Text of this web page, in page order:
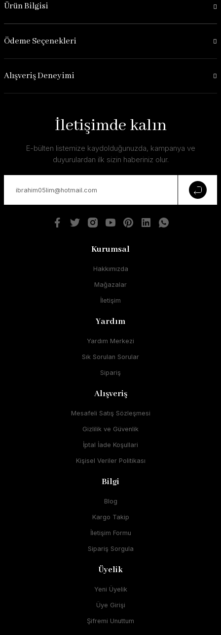
Ürün Bilgisi
Ödeme Seçenekleri
Alışveriş Deneyimi
İletişimde kalın
E-bülten listemize kaydolduğunuzda, kampanya ve
duyurulardan ilk sizin haberiniz olur.
Kurumsal
Hakkımızda
Mağazalar
İletişim
Yardım
Yardım Merkezi
Sık Sorulan Sorular
Sipariş
Alışveriş
Mesafeli Satış Sözleşmesi
Gizlilik ve Güvenlik
İptal İade Koşullari
Kişisel Veriler Politikası
Bilgi
Blog
Kargo Takip
İletişim Formu
Sipariş Sorgula
Üyelik
Yeni Üyelik
Üye Girişi
Şifremi Unuttum